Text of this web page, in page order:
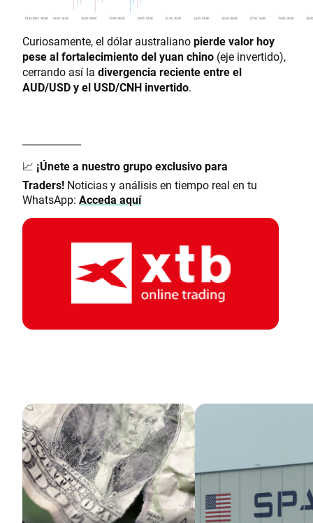
Curiosamente, el dólar australianopierde valor hoy
pese al fortalecimiento del yuan chino (eje invertido),
cerrando así la divergencia reciente entre el
AUD/USD y el USD/CNH invertido.
📈 ¡Únete a nuestro grupo exclusivo para
Traders! Noticias y análisis en tiempo real en tu
WhatsApp: Acceda aquí